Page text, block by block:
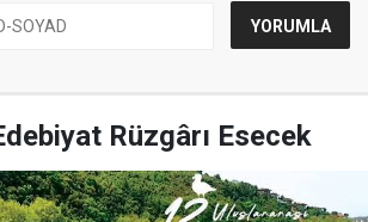
Rüzgârı Esecek